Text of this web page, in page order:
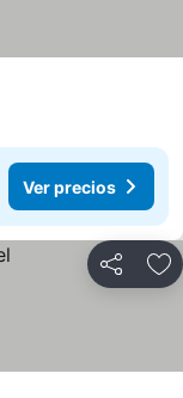
Ver precios
Compartir